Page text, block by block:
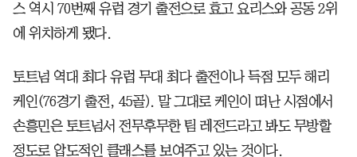
스 역시 70번째 유럽 경기 출전으로 효고 요리스와 공동 2위
에 위치하게 됐다.
토트넘 역대 최다 유럽 무대 최다 출전이나 득점 모두 해리
케인(76경기 출전, 45골). 말 그대로 케인이 떠난 시점에서
손흥민은 토트넘서 전무후무한 팀 레전드라고 봐도 무방할
정도로 압도적인 클래스를 보여주고 있는 것이다.